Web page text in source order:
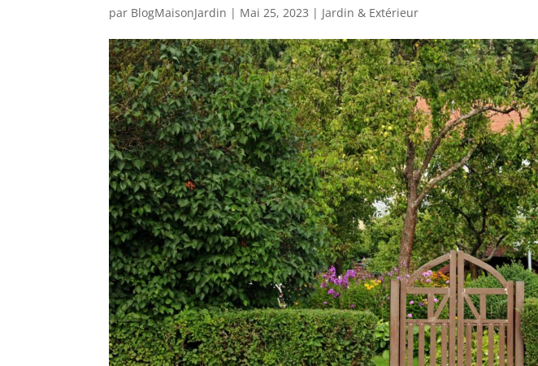
par BlogMaisonJardin | Mai 25, 2023 | Jardin & Extérieur